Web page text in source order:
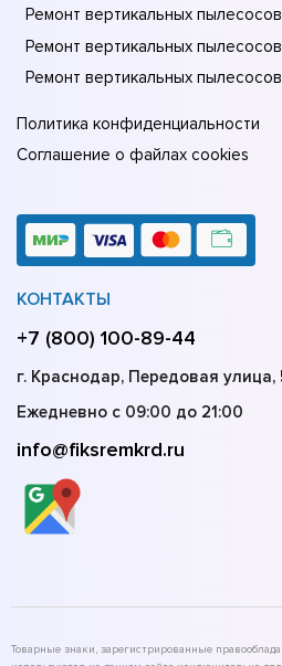
Ремонт вертикальных
Ремонт вертикальных
Ремонт вертикальных
Политика конфиденциальности
Соглашение о файлах cookies
КОНТАКТЫ
+7 (800) 100-89-44
г. Краснодар, Передовая улица,
Ежедневно с 09:00 до 21:00
info@fiksremkrd.ru
Товарные знаки, зарегистрированные